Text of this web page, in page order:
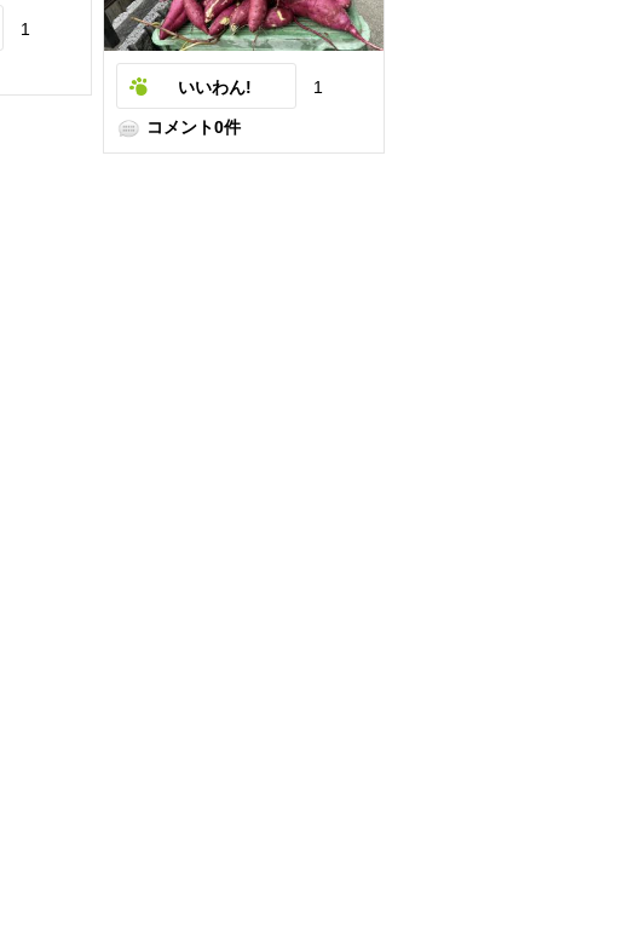
1
いいわん!
1
コメント0件